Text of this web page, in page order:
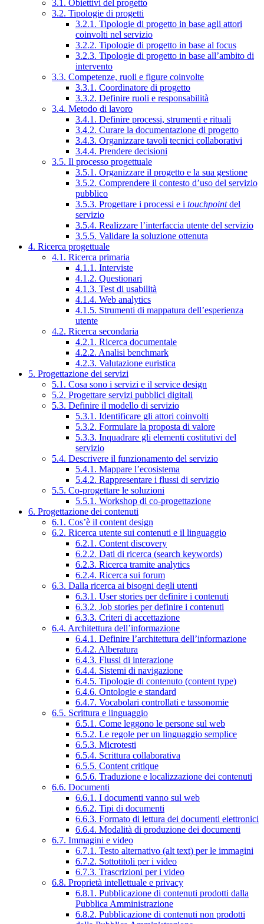
3.1. Obiettivi del progetto
3.2. Tipologie di progetti
3.2.1. Tipologie di progetto in base agli attori
coinvolti nel servizio
3.2.2. Tipologie di progetto in base al focus
3.2.3. Tipologie di progetto in base all’ambito di
intervento
3.3. Competenze, ruoli e figure coinvolte
3.3.1. Coordinatore di progetto
3.3.2. Definire ruoli e responsabilità
3.4. Metodo di lavoro
3.4.1. Definire processi, strumenti e rituali
3.4.2. Curare la documentazione di progetto
3.4.3. Organizzare tavoli tecnici collaborativi
3.4.4. Prendere decisioni
3.5. Il processo progettuale
3.5.1. Organizzare il progetto e la sua gestione
3.5.2. Comprendere il contesto d’uso del servizio
pubblico
3.5.3. Progettare i processi e i touchpointdel
servizio
3.5.4. Realizzare l’interfaccia utente del servizio
3.5.5. Validare la soluzione ottenuta
4. Ricerca progettuale
4.1. Ricerca primaria
4.1.1. Interviste
4.1.2. Questionari
4.1.3. Test di usabilità
4.1.4. Web analytics
4.1.5. Strumenti di mappatura dell’esperienza
utente
4.2. Ricerca secondaria
4.2.1. Ricerca documentale
4.2.2. Analisi benchmark
4.2.3. Valutazione euristica
5. Progettazione dei servizi
5.1. Cosa sono i servizi e il service design
5.2. Progettare servizi pubblici digitali
5.3. Definire il modello di servizio
5.3.1. Identificare gli attori coinvolti
5.3.2. Formulare la proposta di valore
5.3.3. Inquadrare gli elementi costitutivi del
servizio
5.4. Descrivere il funzionamento del servizio
5.4.1. Mappare l’ecosistema
5.4.2. Rappresentare i flussi di servizio
5.5. Co-progettare le soluzioni
5.5.1. Workshop di co-progettazione
6. Progettazione dei contenuti
6.1. Cos’è il content design
6.2. Ricerca utente sui contenuti e il linguaggio
6.2.1. Content discovery
6.2.2. Dati di ricerca (search keywords)
6.2.3. Ricerca tramite analytics
6.2.4. Ricerca sui forum
6.3. Dalla ricerca ai bisogni degli utenti
6.3.1. User stories per definire i contenuti
6.3.2. Job stories per definire i contenuti
6.3.3. Criteri di accettazione
6.4. Architettura dell’informazione
6.4.1. Definire l’architettura dell’informazione
6.4.2. Alberatura
6.4.3. Flussi di interazione
6.4.4. Sistemi di navigazione
6.4.5. Tipologie di contenuto (content type)
6.4.6. Ontologie e standard
6.4.7. Vocabolari controllati e tassonomie
6.5. Scrittura e linguaggio
6.5.1. Come leggono le persone sul web
6.5.2. Le regole per un linguaggio semplice
6.5.3. Microtesti
6.5.4. Scrittura collaborativa
6.5.5. Content critique
6.5.6. Traduzione e localizzazione dei contenuti
6.6. Documenti
6.6.1. I documenti vanno sul web
6.6.2. Tipi di documenti
6.6.3. Formato di lettura dei documenti elettronici
6.6.4. Modalità di produzione dei documenti
6.7. Immagini e video
6.7.1. Testo alternativo (alt text) per le immagini
6.7.2. Sottotitoli per i video
6.7.3. Trascrizioni per i video
6.8. Proprietà intellettuale e privacy
6.8.1. Pubblicazione di contenuti prodotti dalla
Pubblica Amministrazione
6.8.2. Pubblicazione di contenuti non prodotti